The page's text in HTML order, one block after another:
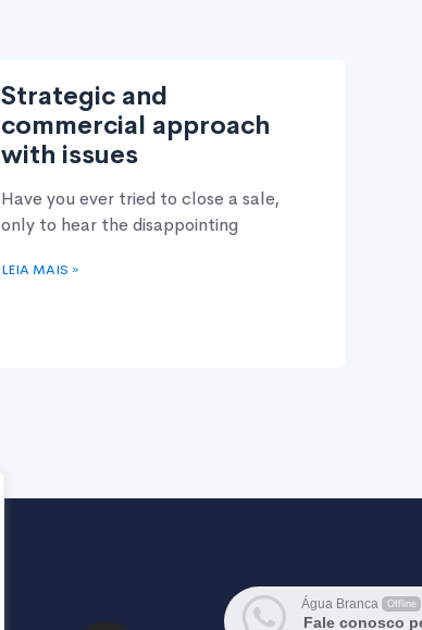
Strategic and
commercial approach
with issues
Have you ever tried to close a sale,
only to hear the disappointing
LEIA MAIS »
Água Branca Offline
Fale conosco